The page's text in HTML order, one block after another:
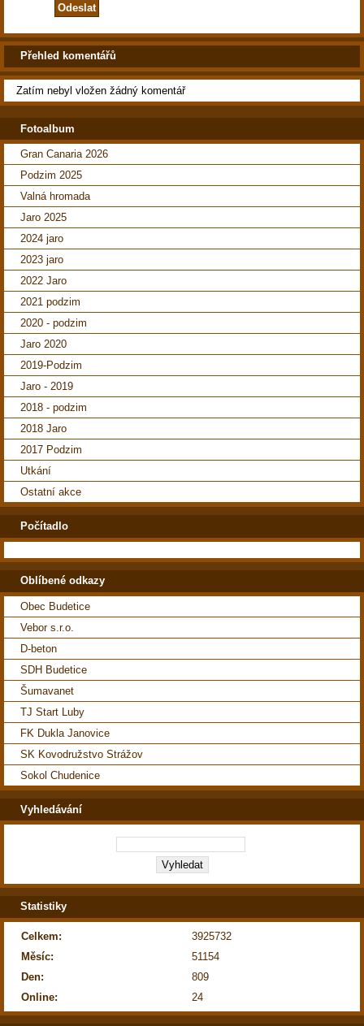
Přehled komentářů
Zatím nebyl vložen žádný komentář
Fotoalbum
Gran Canaria 2026
Podzim 2025
Valná hromada
Jaro 2025
2024 jaro
2023 jaro
2022 Jaro
2021 podzim
2020 - podzim
Jaro 2020
2019-Podzim
Jaro - 2019
2018 - podzim
2018 Jaro
2017 Podzim
Utkání
Ostatní akce
Počítadlo
Oblíbené odkazy
Obec Budetice
Vebor s.r.o.
D-beton
SDH Budetice
Šumavanet
TJ Start Luby
FK Dukla Janovice
SK Kovodružstvo Strážov
Sokol Chudenice
Vyhledávání
Statistiky
Online: 24
Celkem:
3925732
Měsíc:
51154
Den:
809